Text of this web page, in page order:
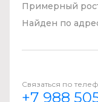
Примерный
Найден по
Связаться по
+7 988